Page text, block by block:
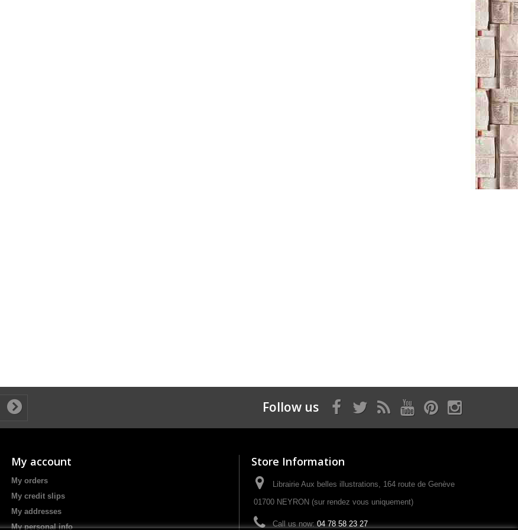
Follow us
My account
My orders
My credit slips
My addresses
My personal info
Store Information
Librairie Aux belles illustrations, 164 route de Genève
01700 NEYRON (sur rendez vous uniquement)
Call us now:04 78 58 23 27